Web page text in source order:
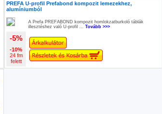
PREFA U-profil Prefabond kompozit lemezekhez,
alumíniumból
A Prefa PREFABOND kompozit homlokzatburkoló táblák
illesztéshez való U-profil ... Tovább >>>
-5%
-10%
24 fm
felett